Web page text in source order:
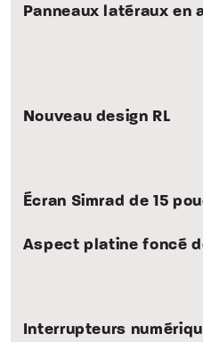
Panneaux latéraux en
Nouveau design RL
Écran Simrad de 15
Aspect platine foncé
Interrupteurs